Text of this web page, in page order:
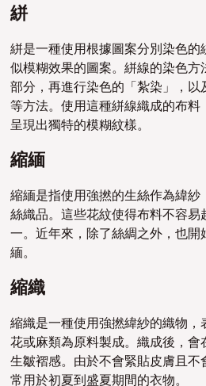
絣
絣是一種使用根據圖案分別染色
似模糊效果的圖案。絣線的染色方
部分，再進行染色的「紮染」，以
等方法。使用這種絣線織成的布料
呈現出獨特的模糊紋樣。
縮緬
縮緬是指使用強撚的生絲作為緯紗
絲織品。這些花紋使得布料不容
一。近年來，除了絲綢之外，也
緬。
縮織
縮織是一種使用強撚緯紗的織物，
花或麻類為原料製成。織成後，
生皺褶感。由於不會緊貼皮膚且
常用於初夏到盛夏期間的衣物。